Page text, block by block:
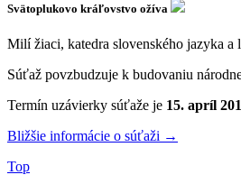
Svätoplukovo kráľovstvo ožíva
Milí žiaci, katedra slovenského jazyka
Súťaž povzbudzuje k budovaniu
Termín uzávierky súťaže je 15. apríl
Bližšie informácie o súťaži →
Top